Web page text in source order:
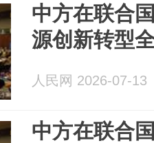
中方在联合
源创新转型
人民网 2026-07-13
中方在联合